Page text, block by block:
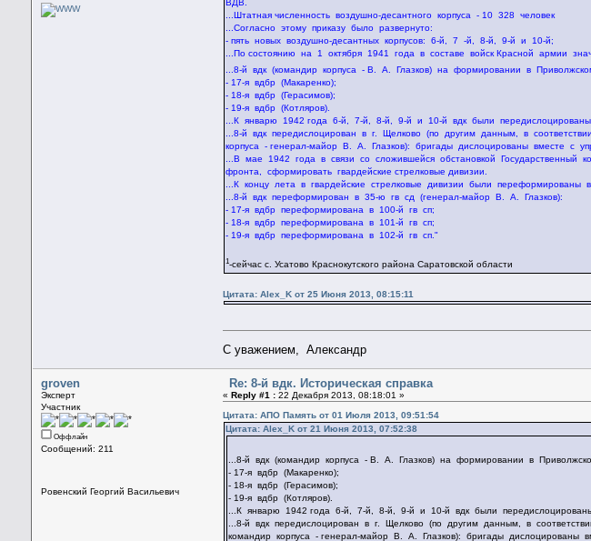
ВДВ.
...Штатная численность воздушно-десантного корпуса - 10 328 человек
...Согласно этому приказу было развернyто:
- пять новых воздушно-десантных корпусов: 6-й, 7 -й, 8-й, 9-й и 10-й;
...По состоянию на 1 октября 1941 года в составе войск Красной армии
...8-й вдк (командир корпуса - В. А. Глазков) на формировании в
- 17-я вдбр (Макаренко);
- 18-я вдбр (Герасимов);
- 19-я вдбр (Котляров).
...К январю 1942 года 6-й, 7-й, 8-й, 9-й и 10-й вдк были передислоцированы
...8-й вдк передислоцирован в г. Щелково (по другим данным, в
корпуса - генерал-майор В. А. Глазков): бригады дислоцированы вместе с
...В мае 1942 года в связи со сложившейся обстановкой Государственный
фронта, сформировать гвардейские стрелковые дивизии.
...К концу лета в гвардейские стрелковые дивизии были переформированы
...8-й вдк переформирован в 35-ю гв сд (генерал-майор В. А. Глазков):
- 17-я вдбр переформирована в 100-й гв сп;
- 18-я вдбр переформирована в 101-й гв сп;
- 19-я вдбр переформирована в 102-й гв сп."
1-сейчас c. Усатово Краснокутского района Саратовской области
Цитата: Alex_K от 25 Июня 2013, 08:15:11
С уважением, Александр
groven
Эксперт
Участник
Оффлайн
Сообщений: 211
Ровенский Георгий Васильевич
Re: 8-й вдк. Историческая справка
«Reply #1 : 22 Декабря 2013, 08:18:01 »
Цитата: АПО Память от 01 Июля 2013, 09:51:54
Цитата: Alex_K от 21 Июня 2013, 07:52:38
...8-й вдк (командир корпуса - В. А. Глазков) на формировании в
- 17-я вдбр (Макаренко);
- 18-я вдбр (Герасимов);
- 19-я вдбр (Котляров).
...К январю 1942 года 6-й, 7-й, 8-й, 9-й и 10-й вдк были передислоцированы
...8-й вдк передислоцирован в г. Щелково (по другим данным, в
командир корпуса - генерал-майор В. А. Глазков): бригады дислоцированы